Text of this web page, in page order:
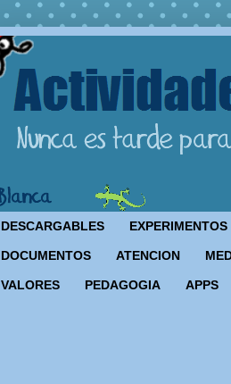
DESCARGABLES EXPERIMENTOS
DOCUMENTOS ATENCION
VALORES PEDAGOGIA APPS